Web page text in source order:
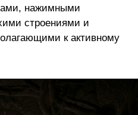
нажимными
строениями и
к активному